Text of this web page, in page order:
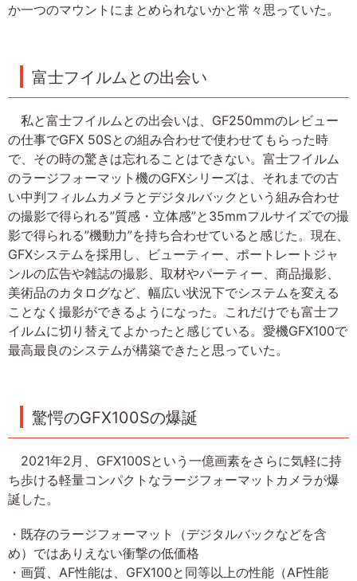
か一つのマウントにまとめられないかと常々思っていた。
富士フイルムとの出会い
私と富士フイルムとの出会いは、GF250mmのレビュー
の仕事でGFX 50Sとの組み合わせで使わせてもらった時
で、その時の驚きは忘れることはできない。富士フイルム
のラージフォーマット機のGFXシリーズは、それまでの古
い中判フィルムカメラとデジタルバックという組み合わせ
の撮影で得られる”質感・立体感”と35mmフルサイズでの撮
影で得られる”機動力”を持ち合わせていると感じた。現在、
GFXシステムを採用し、ビューティー、ポートレートジャ
ンルの広告や雑誌の撮影、取材やパーティー、商品撮影、
美術品のカタログなど、幅広い状況下でシステムを変える
ことなく撮影ができるようになった。これだけでも富士フ
イルムに切り替えてよかったと感じている。愛機GFX100で
最高最良のシステムが構築できたと思っていた。
驚愕のGFX100Sの爆誕
2021年2月、GFX100Sという一億画素をさらに気軽に持
ち歩ける軽量コンパクトなラージフォーマットカメラが爆
誕した。
・既存のラージフォーマット（デジタルバックなどを含
め）ではありえない衝撃の低価格
・画質、AF性能は、GFX100と同等以上の性能（AF性能